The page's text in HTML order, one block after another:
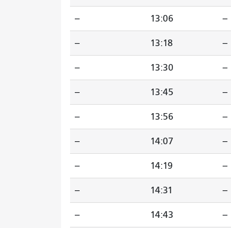
-- 13:06 --
-- 13:18 --
-- 13:30 --
-- 13:45 --
-- 13:56 --
-- 14:07 --
-- 14:19 --
-- 14:31 --
-- 14:43 --